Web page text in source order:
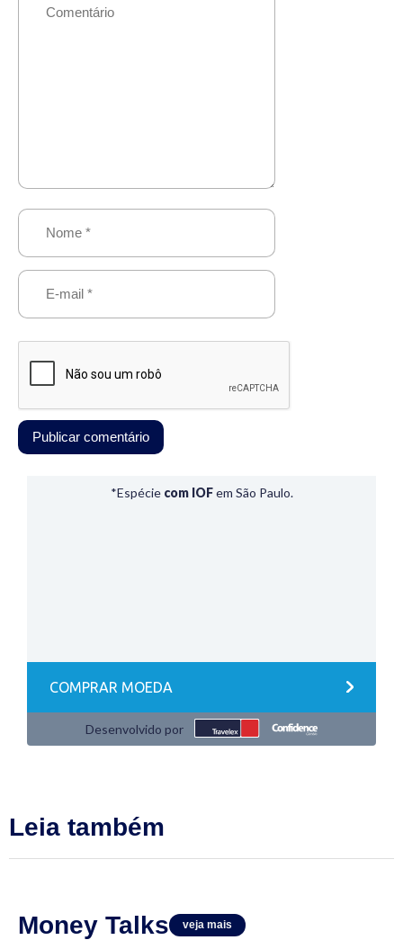
Leia também
Money Talks veja mais